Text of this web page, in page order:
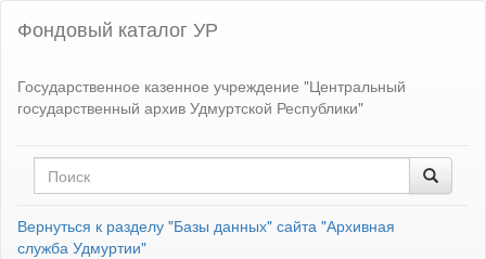
Фондовый каталог УР
Государственное казенное учреждение "Центральный
государственный архив Удмуртской Республики"
Вернуться к разделу "Базы данных" сайта "Архивная
служба Удмуртии"